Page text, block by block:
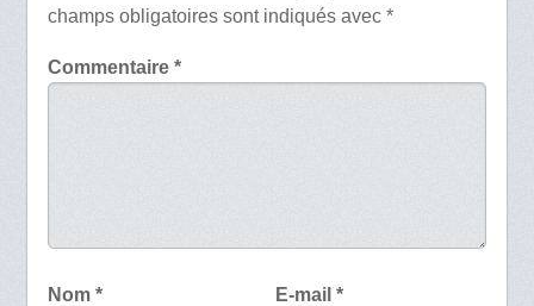
champs obligatoires sont indiqués avec *
Commentaire *
Nom * E-mail*